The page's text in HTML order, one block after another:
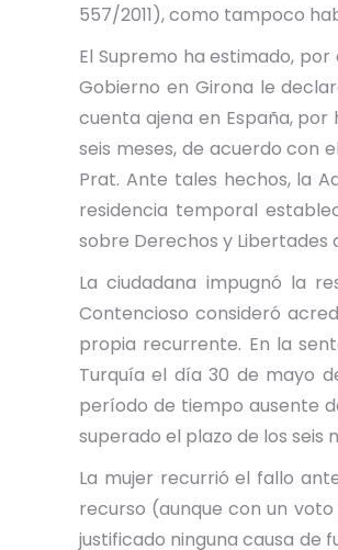
557/2011), como tampoco
El Supremo ha estimado,
Gobierno en Girona le
cuenta ajena en España,
seis meses, de acuerdo con
Prat. Ante tales hechos, la
residencia temporal
sobre Derechos y Libertades
La ciudadana impugnó la
Contencioso consideró
propia recurrente. En la
Turquía el día 30 de mayo
período de tiempo ausente
superado el plazo de los seis
La mujer recurrió el fallo
recurso (aunque con un
justificado ninguna causa de